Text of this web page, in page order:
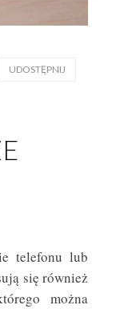
UDOSTĘPNIJ
telefonu lub
się również
można